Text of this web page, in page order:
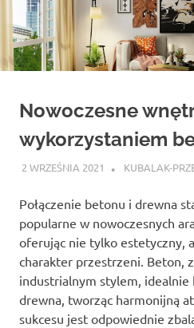
Nowoczesne
wykorzystaniem
2 WRZEŚNIA 2021 KUBALAK-
Połączenie betonu i drewna
popularne w nowoczesnych
oferując nie tylko estetyczny,
charakter przestrzeni. Beton,
industrialnym stylem, idealnie
drewna, tworząc harmonijną
sukcesu jest odpowiednie